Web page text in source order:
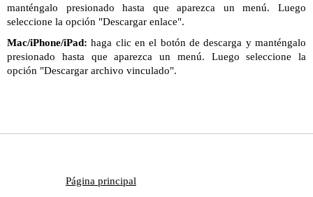
manténgalo presionado hasta que aparezca un menú. Luego
seleccione la opción "Descargar enlace".
Mac/iPhone/iPad: haga clic en el botón de descarga y manténgalo
presionado hasta que aparezca un menú. Luego seleccione la
opción "Descargar archivo vinculado".
Página principal